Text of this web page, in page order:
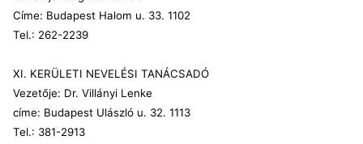
Címe: Budapest Halom u. 33. 1102
Tel.: 262-2239
XI. KERÜLETI NEVELÉSI TANÁCSADÓ
Vezetője: Dr. Villányi Lenke
címe: Budapest Ulászló u. 32. 1113
Tel.: 381-2913